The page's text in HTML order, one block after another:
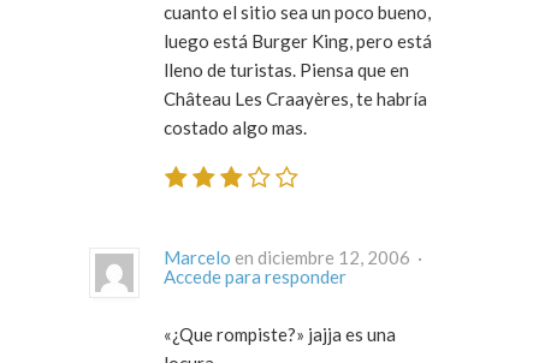
cuanto el sitio sea un poco bueno,
luego está Burger King, pero está
lleno de turistas. Piensa que en
Château Les Craayères, te habría
costado algo mas.
Marcelo
en diciembre 12, 2006 ·
Accede para responder
«¿Que rompiste?» jajja es una